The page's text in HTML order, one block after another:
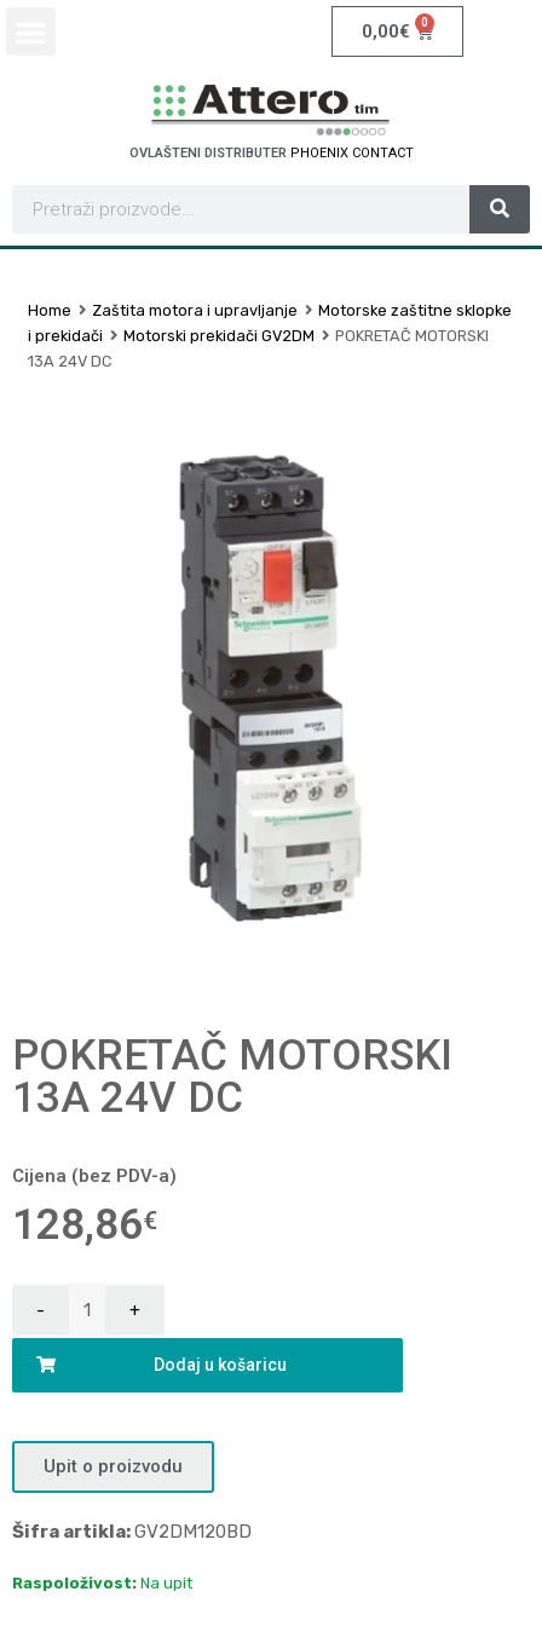
0,00€ 0
OVLAŠTENI DISTRIBUTER PHOENIX CONTACT
Home Zaštita motora i upravljanje
Motorske zaštitne sklopke
i prekidači
Motorski prekidači GV2DM
POKRETAČ MOTORSKI
13A 24V DC
POKRETAČ MOTORSKI
13A 24V DC
Cijena (bez PDV-a)
128,86€
Dodaj u košaricu
Upit o proizvodu
Šifra artikla:GV2DM120BD
Raspoloživost: Na upit